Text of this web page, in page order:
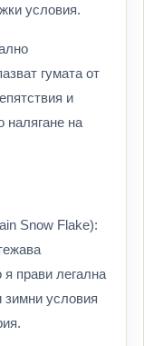
условия.
гумата от
и
налягане на
Snow Flake):
прави легална
зимни условия